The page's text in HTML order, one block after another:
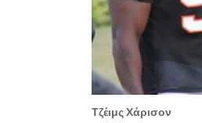
Τζέιμς Χάρισον